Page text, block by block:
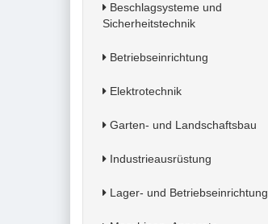
Beschlagsysteme und
Sicherheitstechnik
Betriebseinrichtung
Elektrotechnik
Garten- und Landschaftsbau
Industrieausrüstung
Lager- und Betriebseinrichtung